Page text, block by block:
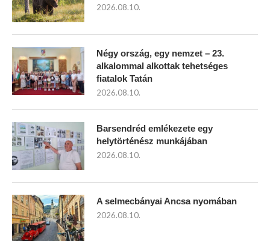
2026.08.10.
Négy ország, egy nemzet – 23.
alkalommal alkottak tehetséges
fiatalok Tatán
2026.08.10.
Barsendréd emlékezete egy
helytörténész munkájában
2026.08.10.
A selmecbányai Ancsa nyomában
2026.08.10.